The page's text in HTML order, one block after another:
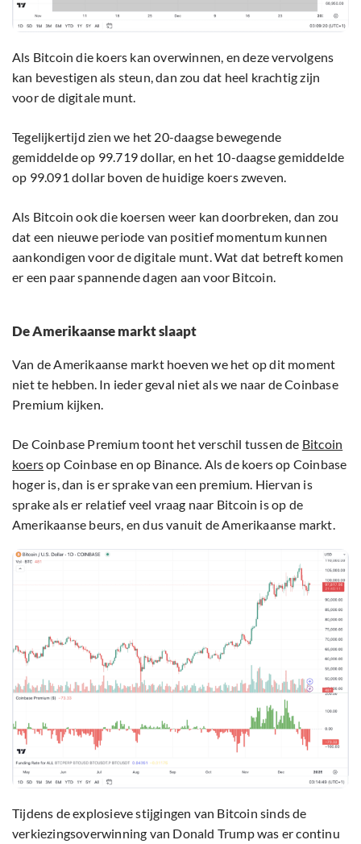
Als Bitcoin die koers kan overwinnen, en deze vervolgens
kan bevestigen als steun, dan zou dat heel krachtig zijn
voor de digitale munt.
Tegelijkertijd zien we het 20-daagse bewegende
gemiddelde op 99.719 dollar, en het 10-daagse gemiddelde
op 99.091 dollar boven de huidige koers zweven.
Als Bitcoin ook die koersen weer kan doorbreken, dan zou
dat een nieuwe periode van positief momentum kunnen
aankondigen voor de digitale munt. Wat dat betreft komen
er een paar spannende dagen aan voor Bitcoin.
De Amerikaanse markt slaapt
Van de Amerikaanse markt hoeven we het op dit moment
niet te hebben. In ieder geval niet als we naar de Coinbase
Premium kijken.
De Coinbase Premium toont het verschil tussen de Bitcoin
koersop Coinbase en op Binance. Als de koers op Coinbase
hoger is, dan is er sprake van een premium. Hiervan is
sprake als er relatief veel vraag naar Bitcoin is op de
Amerikaanse beurs, en dus vanuit de Amerikaanse markt.
Tijdens de explosieve stijgingen van Bitcoin sinds de
verkiezingsoverwinning van Donald Trump was er continu